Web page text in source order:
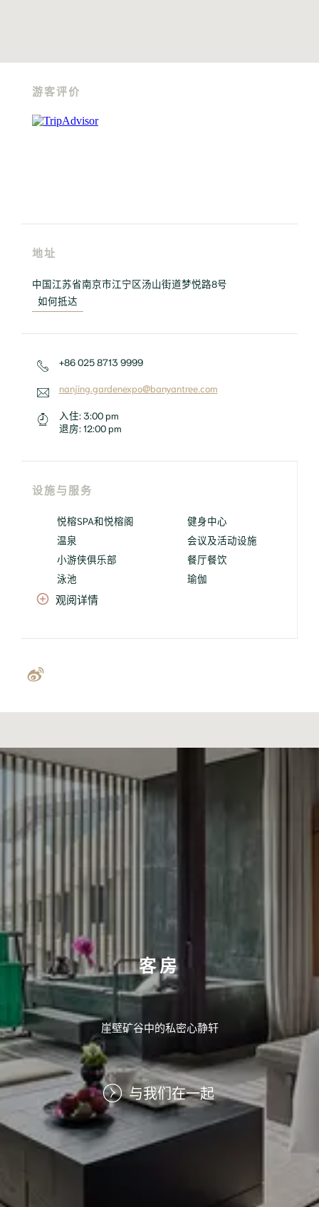
游客评价
地址
中国江苏省南京市江宁区汤山街道梦悦路8号
如何抵达
+86 025 8713 9999
nanjing.gardenexpo@banyantree.com
入住: 3:00 pm
退房: 12:00 pm
设施与服务
悦榕SPA和悦榕阁
健身中心
温泉
会议及活动设施
小游侠俱乐部
餐厅餐饮
泳池
瑜伽
观阅详情
客房
崖壁矿谷中的私密心静轩
与我们在一起